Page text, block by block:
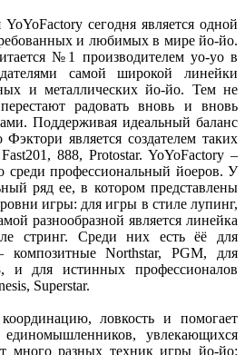
сегодня является одной
и любимых в мире йо-йо.
№1 производителем yo-yo в
самой широкой линейки
и металлических йо-йо. Тем не
радовать вновь и вновь
Поддерживая идеальный баланс
является создателем таких
888, Protostar. YoYoFactory –
среди профессиональный йоеров. У
ряд ее, в котором представлены
игры: для игры в стиле лупинг,
разнообразной является линейка
стринг. Среди них есть ёё для
композитные Northstar, PGM, для
и для истинных профессионалов
Superstar.
ловкость и помогает
увлекающихся
много разных техник игры йо-йо: